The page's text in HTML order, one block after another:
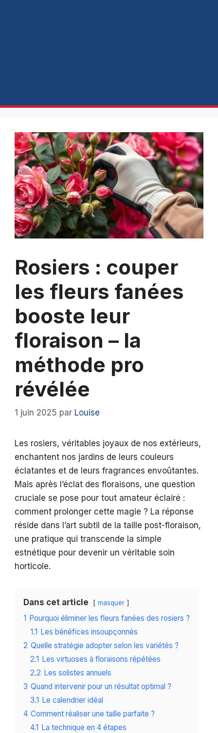
Rosiers : couper
les fleurs fanées
booste leur
floraison – la
méthode pro
révélée
1 juin 2025 par Louise
Les rosiers, véritables joyaux de nos extérieurs,
enchantent nos jardins de leurs couleurs
éclatantes et de leurs fragrances envoûtantes.
Mais après l’éclat des floraisons, une question
cruciale se pose pour tout amateur éclairé :
comment prolonger cette magie ? La réponse
réside dans l’art subtil de la taille post-floraison,
une pratique qui transcende la simple
estnétique pour devenir un véritable soin
horticole.
Dans cet article masquer
1 Pourquoi éliminer les fleurs fanées des rosiers ?
1.1 Les bénéfices insoupçonnés
2 Quelle stratégie adopter selon les variétés ?
2.1 Les virtuoses à floraisons répétées
2.2 Les solistes annuels
3 Quand intervenir pour un résultat optimal ?
3.1 Le calendrier idéal
4 Comment réaliser une taille parfaite ?
4.1 La technique en 4 étapes